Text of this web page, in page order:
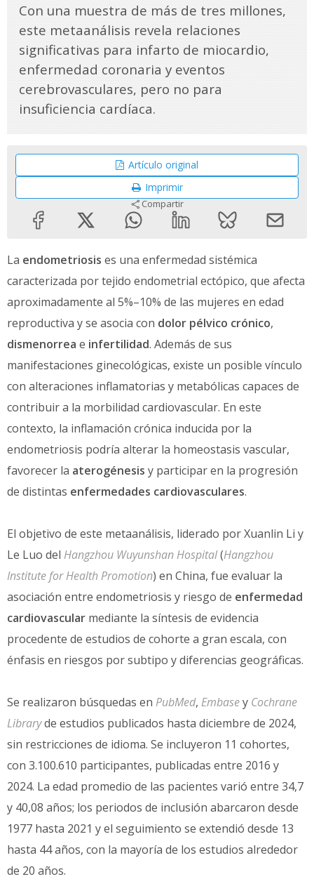
Con una muestra de más de tres millones,
este metaanálisis revela relaciones
significativas para infarto de miocardio,
enfermedad coronaria y eventos
cerebrovasculares, pero no para
insuficiencia cardíaca.
Artículo original
Imprimir
Compartir
La endometriosis es una enfermedad sistémica
caracterizada por tejido endometrial ectópico, que afecta
aproximadamente al 5%–10% de las mujeres en edad
reproductiva y se asocia con dolor pélvico crónico,
dismenorrea e infertilidad. Además de sus
manifestaciones ginecológicas, existe un posible vínculo
con alteraciones inflamatorias y metabólicas capaces de
contribuir a la morbilidad cardiovascular. En este
contexto, la inflamación crónica inducida por la
endometriosis podría alterar la homeostasis vascular,
favorecer la aterogénesis y participar en la progresión
de distintas enfermedades cardiovasculares.
El objetivo de este metaanálisis, liderado por Xuanlin Li y
Le Luo del Hangzhou Wuyunshan Hospital(Hangzhou
Institute for Health Promotion) en China, fue evaluar la
asociación entre endometriosis y riesgo de enfermedad
cardiovascular mediante la síntesis de evidencia
procedente de estudios de cohorte a gran escala, con
énfasis en riesgos por subtipo y diferencias geográficas.
Se realizaron búsquedas en PubMed, Embasey Cochrane
Libraryde estudios publicados hasta diciembre de 2024,
sin restricciones de idioma. Se incluyeron 11 cohortes,
con 3.100.610 participantes, publicadas entre 2016 y
2024. La edad promedio de las pacientes varió entre 34,7
y 40,08 años; los periodos de inclusión abarcaron desde
1977 hasta 2021 y el seguimiento se extendió desde 13
hasta 44 años, con la mayoría de los estudios alrededor
de 20 años.